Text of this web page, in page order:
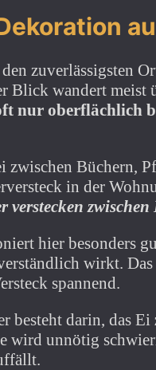
zuverlässigsten
Blick wandert meist
nur oberflächlich
verstecken
hier besonders
wirkt.
spannend.
besteht darin, das Ei
wird unnötig